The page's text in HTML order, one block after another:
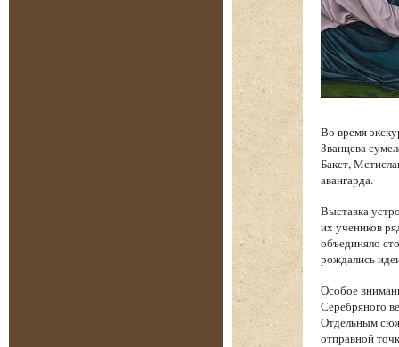
Во время
Званцева
Бакст,
авангарда.
Выставка
их учеников
объединяло
рождались
Особое
Серебряного
Отдельным
отправной